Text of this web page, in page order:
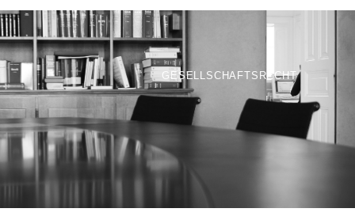
GmbH
|
Eckert
•
Nittmann
GESELLSCHAFTSRECHT